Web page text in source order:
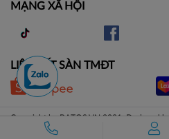
MẠNG XÃ HỘI
LIÊN KẾT SÀN TMĐT
Copyright by BATOS.VN 2021. Designed